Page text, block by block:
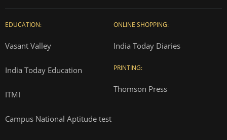
EDUCATION:
Vasant Valley
India Today Education
ITMI
Campus National Aptitude test
ONLINE SHOPPING:
India Today Diaries
PRINTING:
Thomson Press